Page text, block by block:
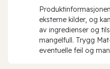
eksterne kilder, og
av ingredienser og
mangelfull. Trygg
eventuelle feil og